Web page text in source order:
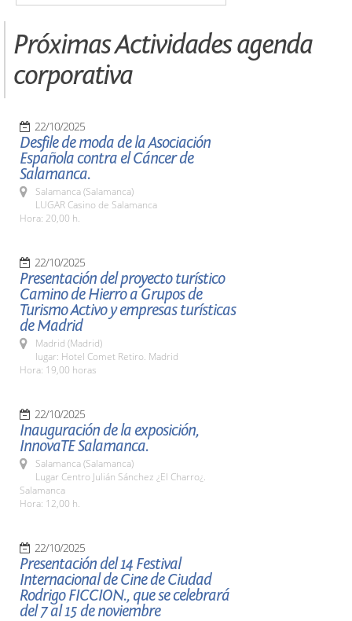
Próximas Actividades agenda
corporativa
22/10/2025
Desfile de moda de la Asociación
Española contra el Cáncer de
Salamanca.
Salamanca (Salamanca)
LUGAR Casino de Salamanca
Hora: 20,00 h.
22/10/2025
Presentación del proyecto turístico
Camino de Hierro a Grupos de
Turismo Activo y empresas turísticas
de Madrid
Madrid (Madrid)
lugar: Hotel Comet Retiro. Madrid
Hora: 19,00 horas
22/10/2025
Inauguración de la exposición,
InnovaTE Salamanca.
Salamanca (Salamanca)
Lugar Centro Julián Sánchez ¿El Charro¿.
Salamanca
Hora: 12,00 h.
22/10/2025
Presentación del 14 Festival
Internacional de Cine de Ciudad
Rodrigo FICCION., que se celebrará
del 7 al 15 de noviembre